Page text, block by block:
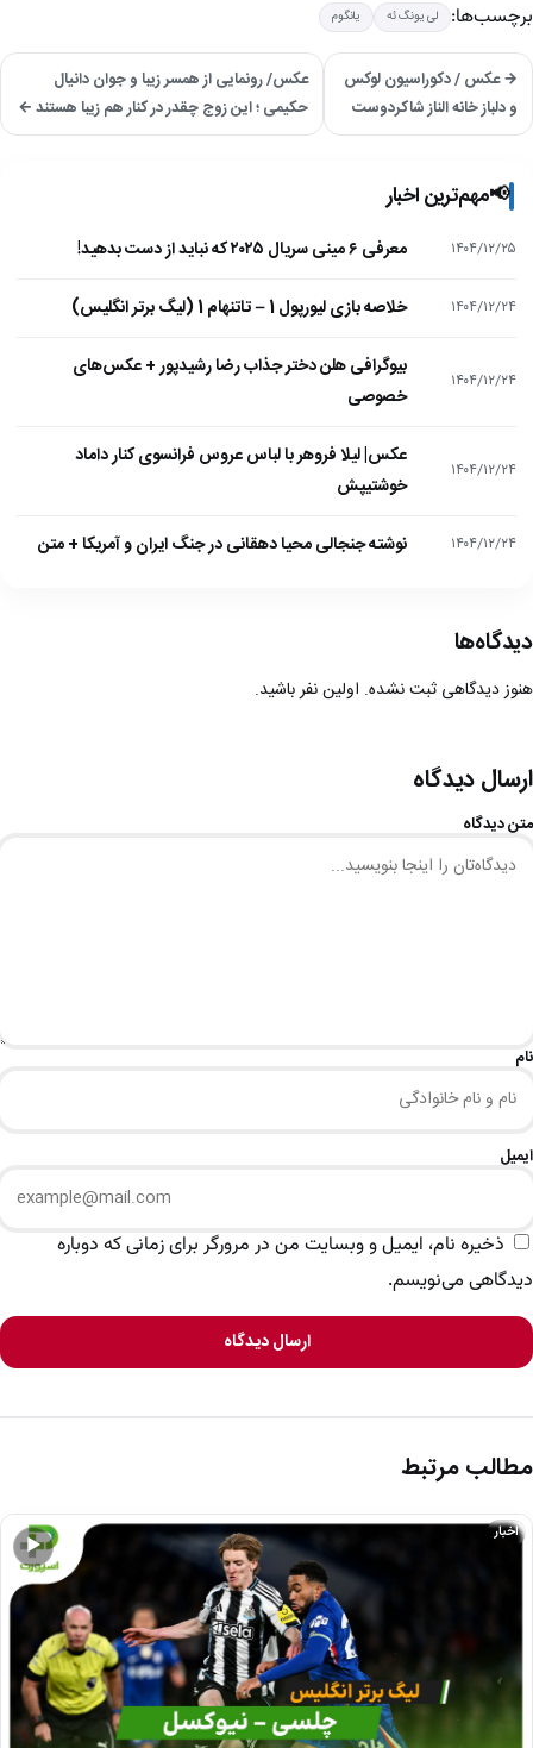
برچسب‌ها: لی یونگ ئه یانگوم
→ عکس / دکوراسیون لوکس
و دلباز خانه الناز شاکردوست
عکس/ رونمایی از همسر زیبا و جوان دانیال
حکیمی ؛ این زوج چقدر در کنار هم زیبا هستند ←
📢مهم‌ترین اخبار
۱۴۰۴/۱۲/۲۵ معرفی ۶ مینی سریال ۲۰۲۵ که نباید از دست بدهید!
۱۴۰۴/۱۲/۲۴ خلاصه بازی لیورپول 1 – تاتنهام 1 (لیگ برتر انگلیس)
۱۴۰۴/۱۲/۲۴
بیوگرافی هلن دختر جذاب رضا رشیدپور + عکس‌های
خصوصی
۱۴۰۴/۱۲/۲۴
عکس| لیلا فروهر با لباس عروس فرانسوی کنار داماد
خوشتیپش
۱۴۰۴/۱۲/۲۴ نوشته جنجالی محیا دهقانی در جنگ ایران و آمریکا + متن
دیدگاه‌ها
هنوز دیدگاهی ثبت نشده. اولین نفر باشید.
ارسال دیدگاه
متن دیدگاه
نام
ایمیل
ذخیره نام، ایمیل و وبسایت من در مرورگر برای زمانی که دوباره
دیدگاهی می‌نویسم.
ارسال دیدگاه
مطالب مرتبط
▶
اخبار